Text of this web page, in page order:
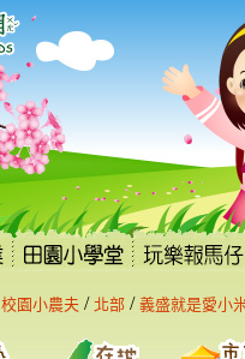
校園小農夫 / 北部 / 義盛就是愛小